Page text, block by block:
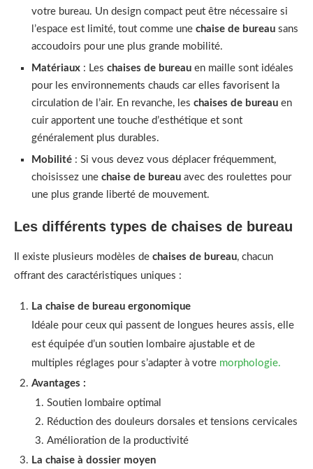
votre bureau. Un design compact peut être nécessaire si
l’espace est limité, tout comme une chaise de bureau sans
accoudoirs pour une plus grande mobilité.
Matériaux : Les chaises de bureau en maille sont idéales
pour les environnements chauds car elles favorisent la
circulation de l’air. En revanche, les chaises de bureau en
cuir apportent une touche d’esthétique et sont
généralement plus durables.
Mobilité : Si vous devez vous déplacer fréquemment,
choisissez une chaise de bureau avec des roulettes pour
une plus grande liberté de mouvement.
Les différents types de chaises de bureau
Il existe plusieurs modèles de chaises de bureau, chacun
offrant des caractéristiques uniques :
La chaise de bureau ergonomique
Idéale pour ceux qui passent de longues heures assis, elle
est équipée d’un soutien lombaire ajustable et de
multiples réglages pour s’adapter à votre morphologie.
Avantages :
Soutien lombaire optimal
Réduction des douleurs dorsales et tensions cervicales
Amélioration de la productivité
La chaise à dossier moyen